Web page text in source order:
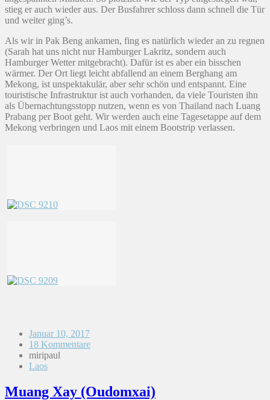
stieg er auch wieder aus. Der Busfahrer schloss dann schnell die Tür
und weiter ging’s.
Als wir in Pak Beng ankamen, fing es natürlich wieder an zu regnen
(Sarah hat uns nicht nur Hamburger Lakritz, sondern auch
Hamburger Wetter mitgebracht). Dafür ist es aber ein bisschen
wärmer. Der Ort liegt leicht abfallend an einem Berghang am
Mekong, ist unspektakulär, aber sehr schön und entspannt. Eine
touristische Infrastruktur ist auch vorhanden, da viele Touristen ihn
als Übernachtungsstopp nutzen, wenn es von Thailand nach Luang
Prabang per Boot geht. Wir werden auch eine Tagesetappe auf dem
Mekong verbringen und Laos mit einem Bootstrip verlassen.
Januar 10, 2017
18 Kommentare
miripaul
Laos
Muang Xay (Oudomxai)